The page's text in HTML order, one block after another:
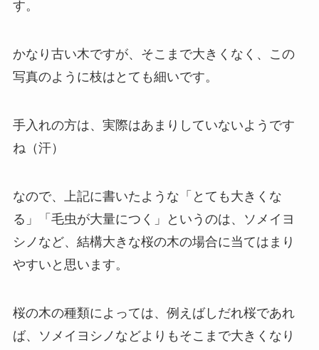
す。
かなり古い木ですが、そこまで大きくなく、この
写真のように枝はとても細いです。
手入れの方は、実際はあまりしていないようです
ね（汗）
なので、上記に書いたような「とても大きくな
る」「毛虫が大量につく」というのは、ソメイヨ
シノなど、結構大きな桜の木の場合に当てはまり
やすいと思います。
桜の木の種類によっては、例えばしだれ桜であれ
ば、ソメイヨシノなどよりもそこまで大きくなり